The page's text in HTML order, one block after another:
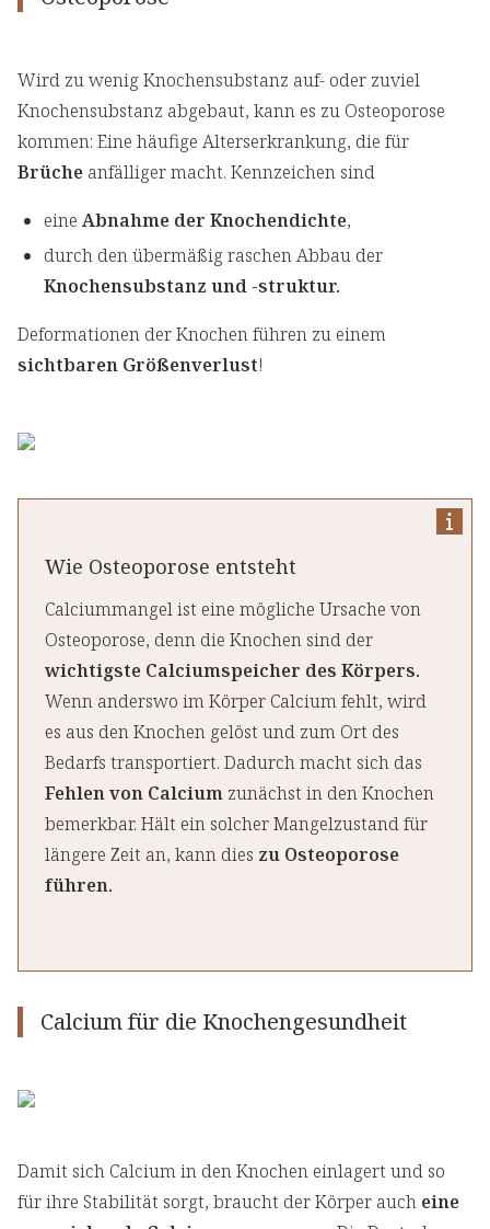
Wird zu wenig Knochensubstanz auf- oder zuviel
Knochensubstanz abgebaut, kann es zu Osteoporose
kommen: Eine häufige Alterserkrankung, die für
Brüche anfälliger macht. Kennzeichen sind
eine Abnahme der Knochendichte,
durch den übermäßig raschen Abbau der
Knochensubstanz und -struktur.
Deformationen der Knochen führen zu einem
sichtbaren Größenverlust!
Wie Osteoporose entsteht
Calciummangel ist eine mögliche Ursache von
Osteoporose, denn die Knochen sind der
wichtigste Calciumspeicher des Körpers.
Wenn anderswo im Körper Calcium fehlt, wird
es aus den Knochen gelöst und zum Ort des
Bedarfs transportiert. Dadurch macht sich das
Fehlen von Calcium zunächst in den Knochen
bemerkbar. Hält ein solcher Mangelzustand für
längere Zeit an, kann dies zu Osteoporose
führen.
Calcium für die Knochengesundheit
Damit sich Calcium in den Knochen einlagert und so
für ihre Stabilität sorgt, braucht der Körper auch eine